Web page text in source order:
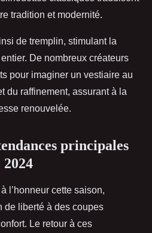
tradition et modernité.
de tremplin, stimulant la
De nombreux créateurs
pour imaginer un vestiaire au
du raffinement, assurant à la
renouvelée.
principales
l’honneur cette saison,
de liberté à des coupes
Le retour à ces